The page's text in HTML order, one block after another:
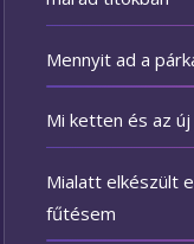
Mennyit ad a
Mi ketten és az
Mialatt elkészült
fűtésem